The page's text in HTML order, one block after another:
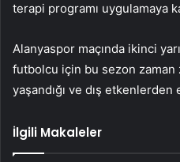
terapi programı uygulamaya
Alanyaspor maçında ikinci
futbolcu için bu sezon zaman
yaşandığı ve dış
İlgili Makaleler